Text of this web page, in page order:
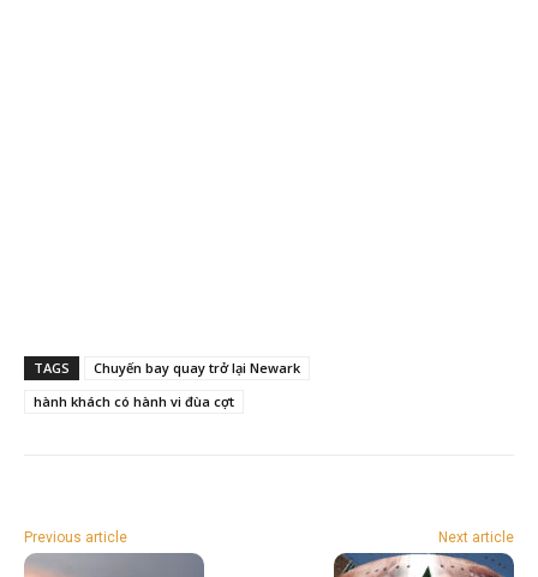
TAGS
Chuyến bay quay trở lại Newark
hành khách có hành vi đùa cợt
Previous article Next article